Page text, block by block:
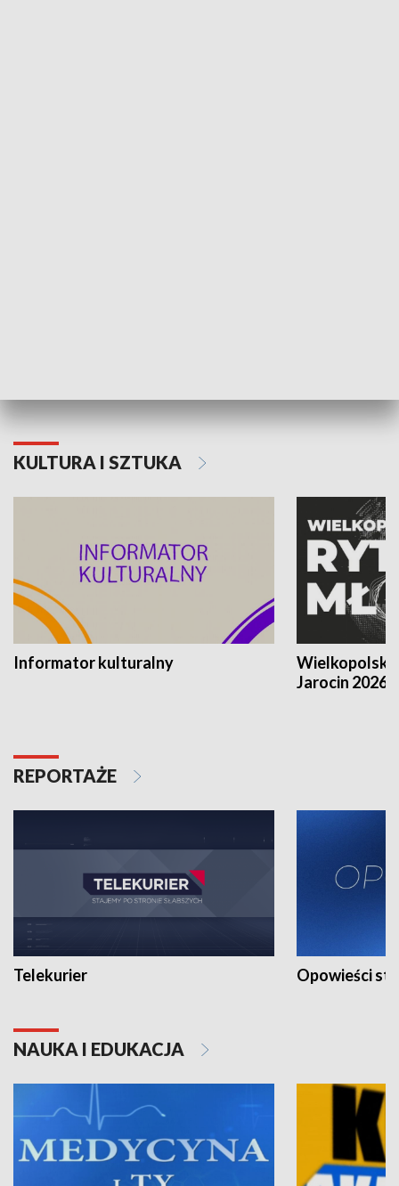
KULTURA I SZTUKA
Informator kulturalny
Jarocin 2026
REPORTAŻE
Telekurier Opowieści
NAUKA I EDUKACJA